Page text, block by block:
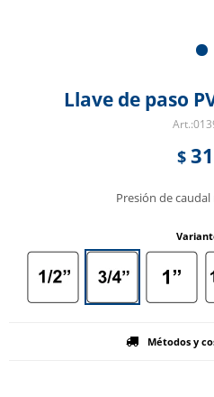
Llave de paso
$
Presión de
Métodos y